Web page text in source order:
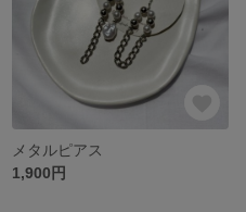
メタルピアス
1,900円